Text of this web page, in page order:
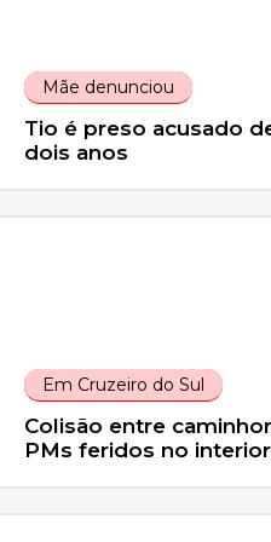
Mãe denunciou
Tio é preso acusado
dois anos
Em Cruzeiro do Sul
Colisão entre
PMs feridos no